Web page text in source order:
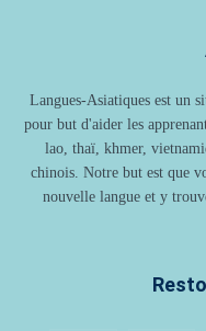
Langues-Asiatiques est un
pour but d'aider les
lao, thaï, khmer,
chinois. Notre but est que
nouvelle langue et y